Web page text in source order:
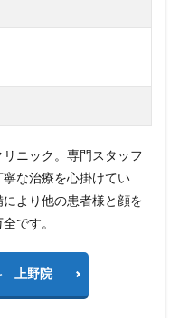
ニック。専門スタッフ
な治療を心掛けてい
より他の患者様と顔を
です。
上野院